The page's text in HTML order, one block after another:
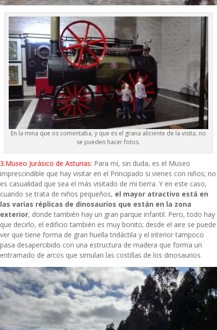
En la mina que os comentaba, y que es el grana aliciente de la visita, no
se pueden hacer fotos.
3.Museo Jurásico de Asturias: Para mí, sin duda, es el Museo
imprescindible que hay visitar en el Principado si vienes con niños; no
es casualidad que sea el más visitado de mi tierra. Y en este caso,
cuando se trata de niños pequeños, el mayor atractivo está en
las varias réplicas de dinosaurios que están en la zona
exterior, donde también hay un gran parque infantil. Pero, todo hay
que decirlo, el edificio también es muy bonito; desde el aire se puede
ver que tiene forma de gran huella tridáctila y el interior tampoco
pasa desapercibido con una estructura de madera que forma un
entramado de arcos que simulan las costillas de los dinosaurios.